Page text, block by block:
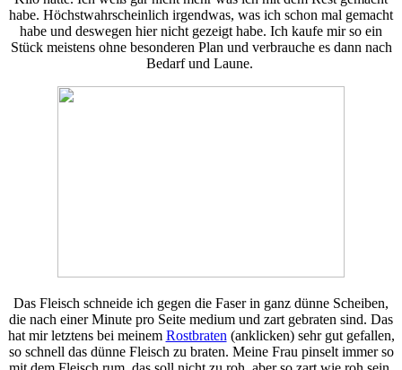
habe. Höchstwahrscheinlich irgendwas, was ich schon mal gemacht
habe und deswegen hier nicht gezeigt habe. Ich kaufe mir so ein
Stück meistens ohne besonderen Plan und verbrauche es dann nach
Bedarf und Laune.
Das Fleisch schneide ich gegen die Faser in ganz dünne Scheiben,
die nach einer Minute pro Seite medium und zart gebraten sind. Das
hat mir letztens bei meinem Rostbraten(anklicken) sehr gut gefallen,
so schnell das dünne Fleisch zu braten. Meine Frau pinselt immer so